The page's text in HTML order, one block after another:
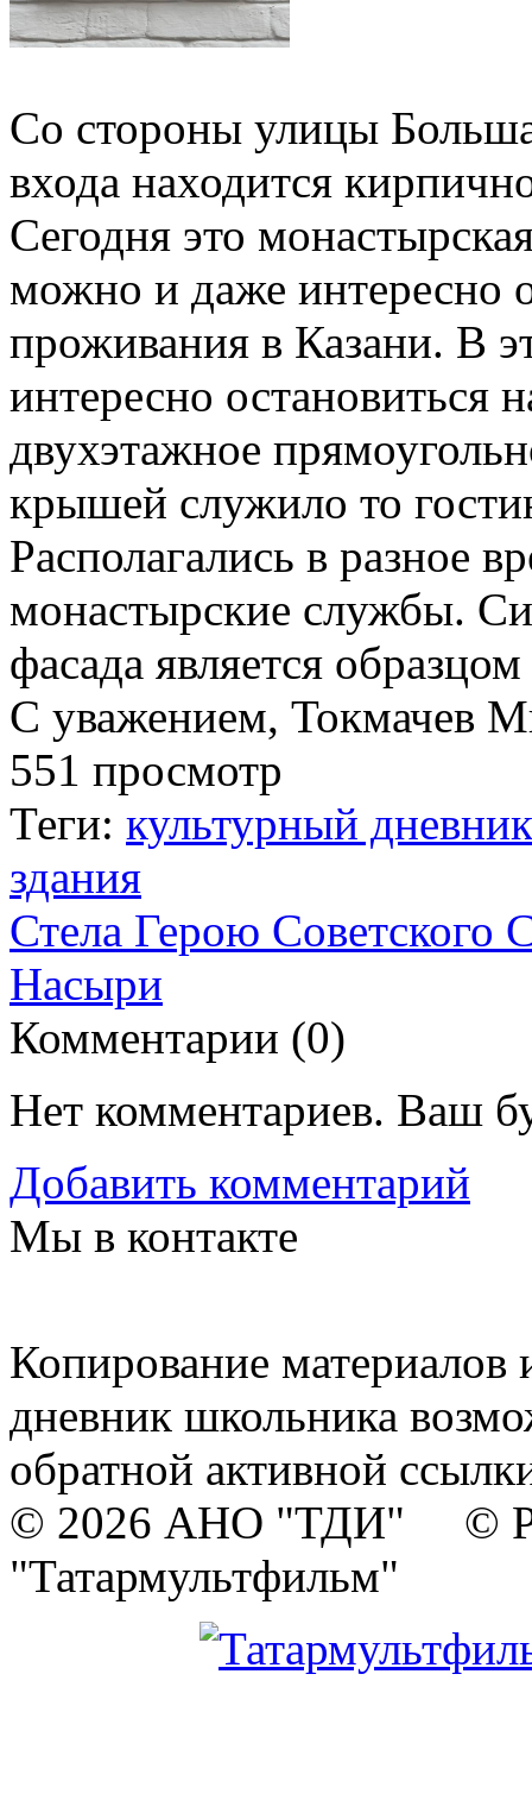
Со стороны улицы
входа находится
Сегодня это
можно и даже интересно
проживания в Казани. В
интересно остановиться
двухэтажное
крышей служило то
Располагались в разное
монастырские службы.
фасада является
С уважением, Токмачев
551 просмотр
Теги: культурный
здания
Стела Герою Советского
Насыри
Комментарии (0)
Нет комментариев. Ваш
Добавить комментарий
Мы в контакте
Копирование материалов
дневник школьника
обратной активной
© 2026 АНО "ТДИ" ©
"Татармультфильм"